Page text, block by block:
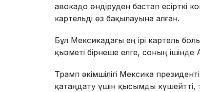
авокадо өндіруден бастап есірткі
картельді өз бақылауына алған.
Бұл Мексикадағы ең ірі картель
қызметі бірнеше елге, соның
Трамп әкімшілігі Мексика
қатаңдату үшін қысымды күшейтті,